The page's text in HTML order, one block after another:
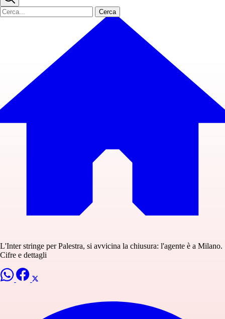
Cerca
L'Inter stringe per Palestra, si avvicina la chiusura: l'agente è a Milano.
Cifre e dettagli